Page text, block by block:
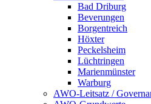
Bad Driburg
Beverungen
Borgentreich
Höxter
Peckelsheim
Lüchtringen
Marienmünster
Warburg
AWO-Leitsatz /